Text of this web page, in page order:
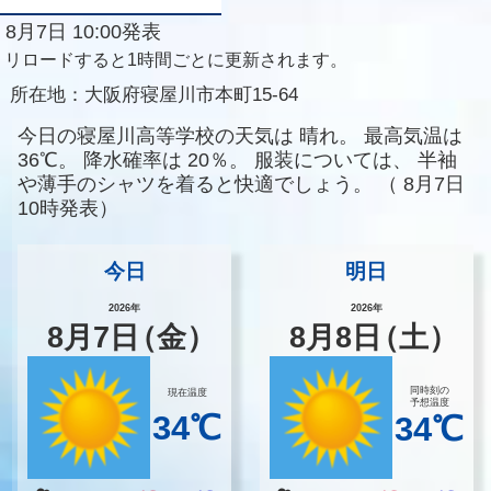
8月7日 10:00発表
リロードすると1時間ごとに更新されます。
所在地： 大阪府寝屋川市本町15-64
今日の寝屋川高等学校の天気は 晴れ。
最高気温は
36℃。
降水確率は 20％。 服装については、
半袖
や薄手のシャツを着ると快適でしょう。
（ 8月7日
10時発表）
今日
2026年
8月 7 日（金）
現在温度
34℃
明日
2026年
8月8 日（土）
同時刻の
予想温度
34℃